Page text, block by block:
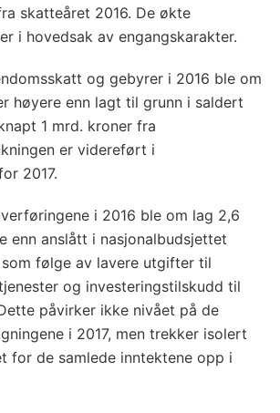
skatteåret 2016. De økte
i hovedsak av engangskarakter.
og gebyrer i 2016 ble om
høyere enn lagt til grunn i saldert
1 mrd. kroner fra
er videreført i
2017.
i 2016 ble om lag 2,6
enn anslått i nasjonalbudsjettet
som følge av lavere utgifter til
og investeringstilskudd til
påvirker ikke nivået på de
i 2017, men trekker isolert
for de samlede inntektene opp i